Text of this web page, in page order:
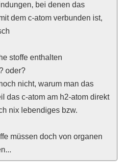
bei denen das
dem c-atom verbunden ist,
stoffe enthalten
oder?
nicht, warum man das
das c-atom am h2-atom direkt
nix lebendiges bzw.
müssen doch von organen